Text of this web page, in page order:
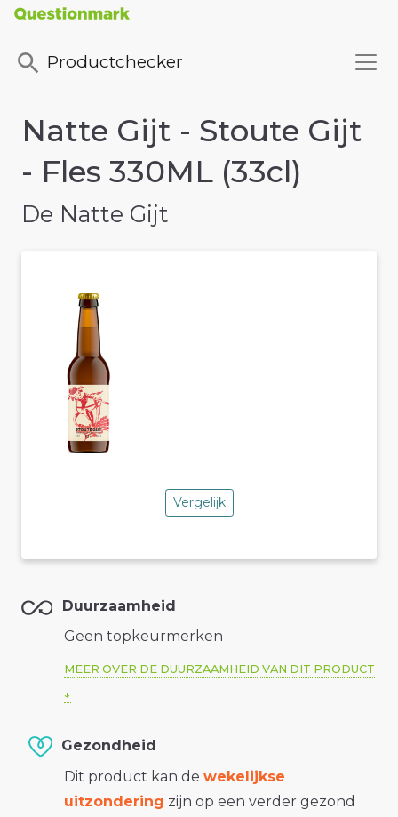
Productchecker
Natte Gijt - Stoute Gijt
- Fles 330ML (33cl)
De Natte Gijt
Vergelijk
Duurzaamheid
Geen topkeurmerken
MEER OVER DE DUURZAAMHEID VAN DIT PRODUCT
Gezondheid
Dit product kan de wekelijkse
uitzondering zijn op een verder gezond